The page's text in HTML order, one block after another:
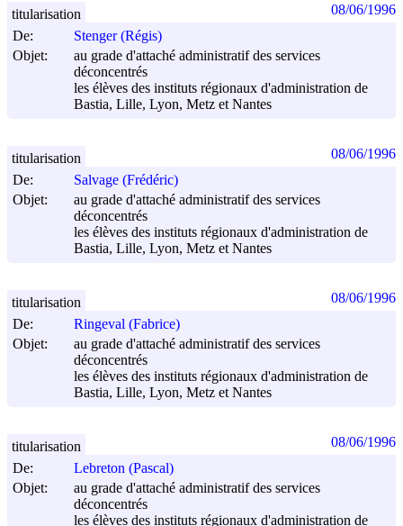
De:
Stenger (Régis)
Objet:
au grade d'attaché administratif des services
déconcentrés
les élèves des instituts régionaux d'administration de
Bastia, Lille, Lyon, Metz et Nantes
titularisation 08/06/1996
De:
Salvage (Frédéric)
Objet:
au grade d'attaché administratif des services
déconcentrés
les élèves des instituts régionaux d'administration de
Bastia, Lille, Lyon, Metz et Nantes
titularisation 08/06/1996
De:
Ringeval (Fabrice)
Objet:
au grade d'attaché administratif des services
déconcentrés
les élèves des instituts régionaux d'administration de
Bastia, Lille, Lyon, Metz et Nantes
titularisation 08/06/1996
De:
Lebreton (Pascal)
Objet:
au grade d'attaché administratif des services
déconcentrés
les élèves des instituts régionaux d'administration de
titularisation 08/06/1996